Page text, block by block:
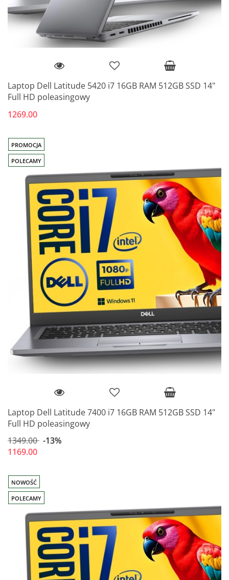
Laptop Dell Latitude 5420 i7 16GB RAM 512GB SSD 14"
Full HD poleasingowy
1269.00
PROMOCJA
POLECAMY
Laptop Dell Latitude 7400 i7 16GB RAM 512GB SSD 14"
Full HD poleasingowy
1349.00 -13%
1169.00
NOWOŚĆ
POLECAMY